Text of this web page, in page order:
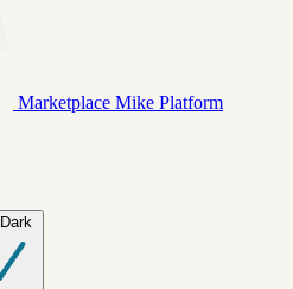
Marketplace Mike Platform
Dark